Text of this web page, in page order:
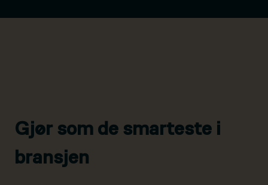
Gjør som de smarteste i
bransjen